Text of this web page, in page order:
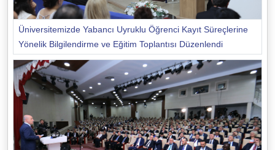
Üniversitemizde Yabancı Uyruklu Öğrenci Kayıt Süreçlerine
Yönelik Bilgilendirme ve Eğitim Toplantısı Düzenlendi